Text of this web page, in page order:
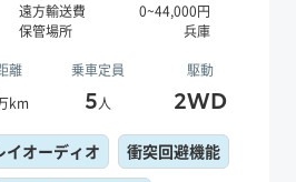
遠方輸送費
0~44,000円
保管場所
兵庫
離 乗車定員 駆動
km 5人 2WD
イオーディオ
衝突回避機能